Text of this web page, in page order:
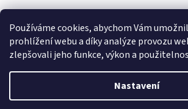
Používáme cookies, abychom Vám
prohlížení webu a díky analýze provozu
zlepšovali jeho funkce, výkon a
Nastavení
Vytvořil